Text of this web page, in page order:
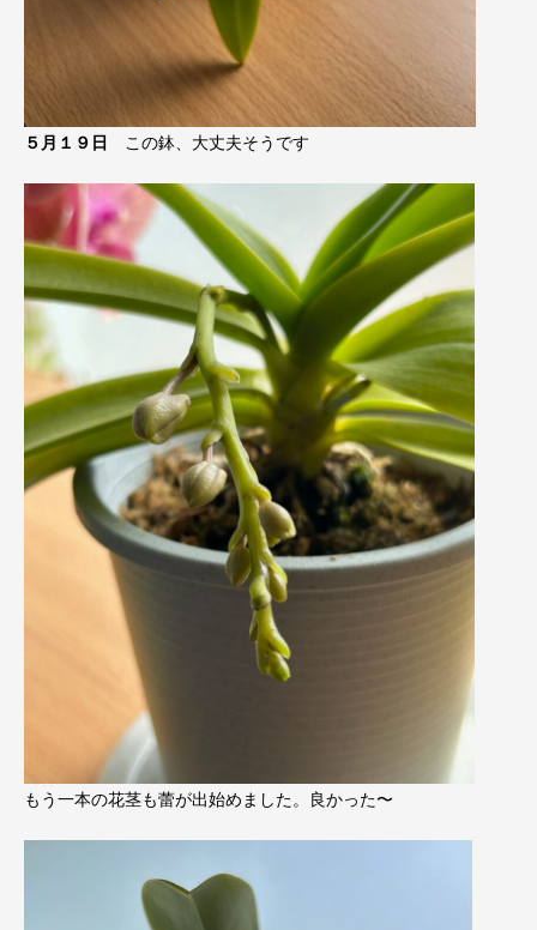
５月１９日 この鉢、大丈夫そうです
もう一本の花茎も蕾が出始めました。良かった〜